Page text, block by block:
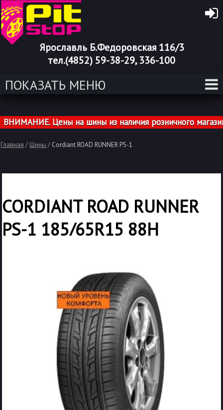
Ярославль Б.Федоровская 116/3
тел.(4852) 59-38-29, 336-100
ПОКАЗАТЬ МЕНЮ
Цены на шины из наличия розничного магазина
Главная / Шины / Cordiant ROAD RUNNER PS-1
CORDIANT ROAD RUNNER
PS-1 185/65R15 88H